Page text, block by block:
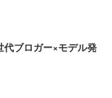
ブロガー×モデル発